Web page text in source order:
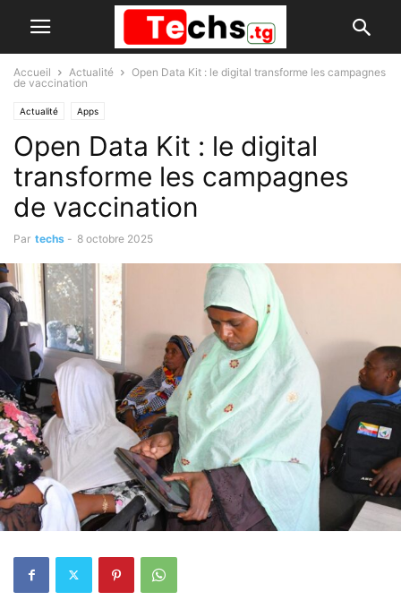
Accueil Actualité
Open Data Kit : le digital transforme les campagnes
de vaccination
Actualité Apps
Open Data Kit : le digital
transforme les campagnes
de vaccination
Par techs - 8 octobre 2025